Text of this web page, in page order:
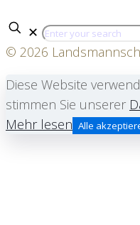
✕
© 2026
Diese Website
stimmen Sie unserer
Mehr lesen Alle